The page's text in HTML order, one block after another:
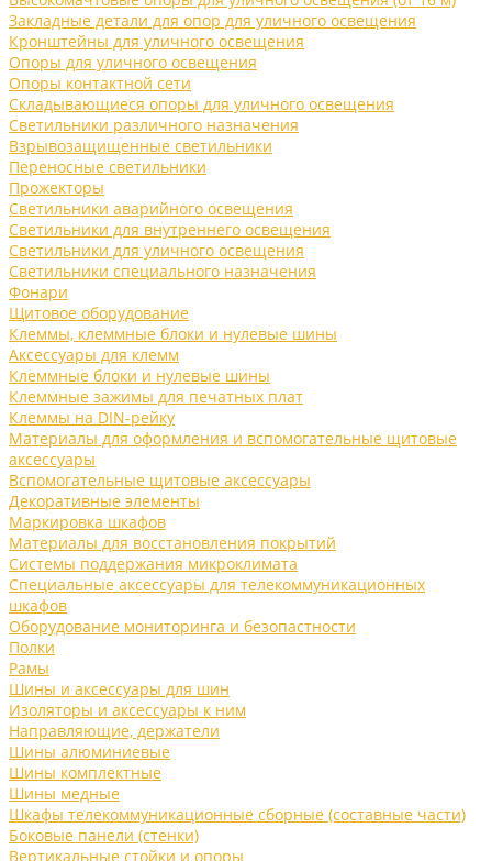
Закладные детали для опор для уличного освещения
Кронштейны для уличного освещения
Опоры для уличного освещения
Опоры контактной сети
Складывающиеся опоры для уличного освещения
Светильники различного назначения
Взрывозащищенные светильники
Переносные светильники
Прожекторы
Светильники аварийного освещения
Светильники для внутреннего освещения
Светильники для уличного освещения
Светильники специального назначения
Фонари
Щитовое оборудование
Клеммы, клеммные блоки и нулевые шины
Аксессуары для клемм
Клеммные блоки и нулевые шины
Клеммные зажимы для печатных плат
Клеммы на DIN-рейку
Материалы для оформления и вспомогательные щитовые
аксессуары
Вспомогательные щитовые аксессуары
Декоративные элементы
Маркировка шкафов
Материалы для восстановления покрытий
Системы поддержания микроклимата
Специальные аксессуары для телекоммуникационных
шкафов
Оборудование мониторинга и безопастности
Полки
Рамы
Шины и аксессуары для шин
Изоляторы и аксессуары к ним
Направляющие, держатели
Шины алюминиевые
Шины комплектные
Шины медные
Шкафы телекоммуникационные сборные (составные части)
Боковые панели (стенки)
Вертикальные стойки и опоры